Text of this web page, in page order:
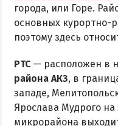
города, или Горе.
основных курортно-
поэтому здесь
РТС — расположен в
района АКЗ, в
западе,
Ярослава Мудрого
микрорайона